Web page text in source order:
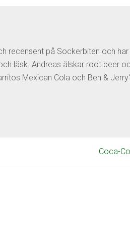
recensent på Sockerbiten och
läsk. Andreas älskar root beer
Mexican Cola och Ben &
Coca-